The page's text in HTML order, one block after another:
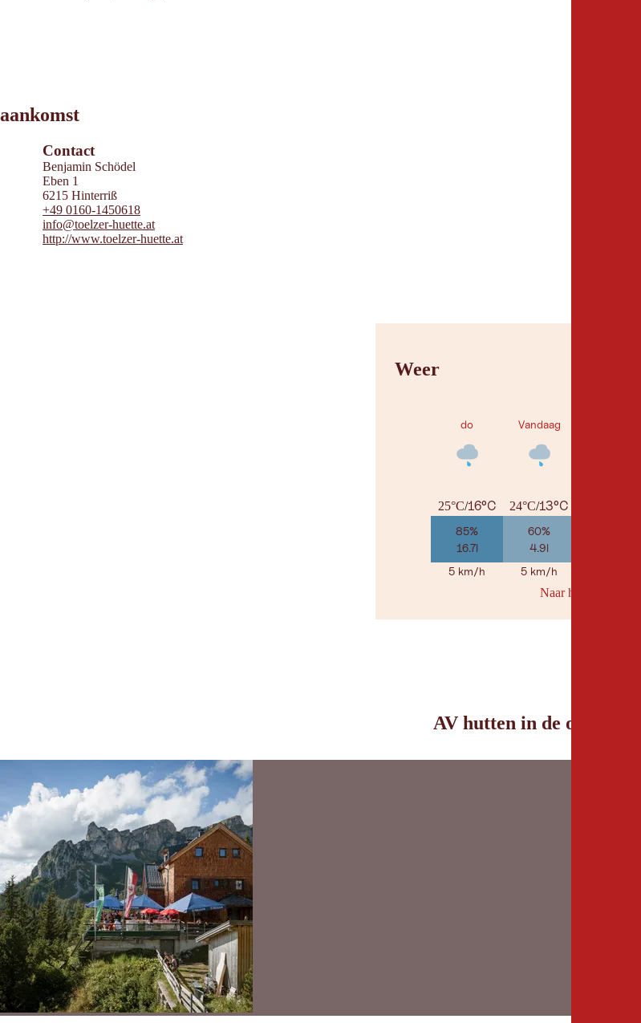
aankomst
Leaflet ©tiris
OpenStreetMap contributors 2026
Contact
Benjamin Schödel
Eben 1
6215 Hinterriß
+49 0160-1450618
info@toelzer-huette.at
http://www.toelzer-huette.at
Weer
do
25°C/16°C
85%
16.7l
5 km/h
Vandaag
24°C/13°C
60%
4.9l
5 km/h
Naar her weerbericht
AV hutten in de omgeving